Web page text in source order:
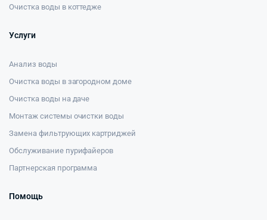
Очистка воды в коттедже
Услуги
Анализ воды
Очистка воды в загородном доме
Очистка воды на даче
Монтаж системы очистки воды
Замена фильтрующих картриджей
Обслуживание пурифайеров
Партнерская программа
Помощь